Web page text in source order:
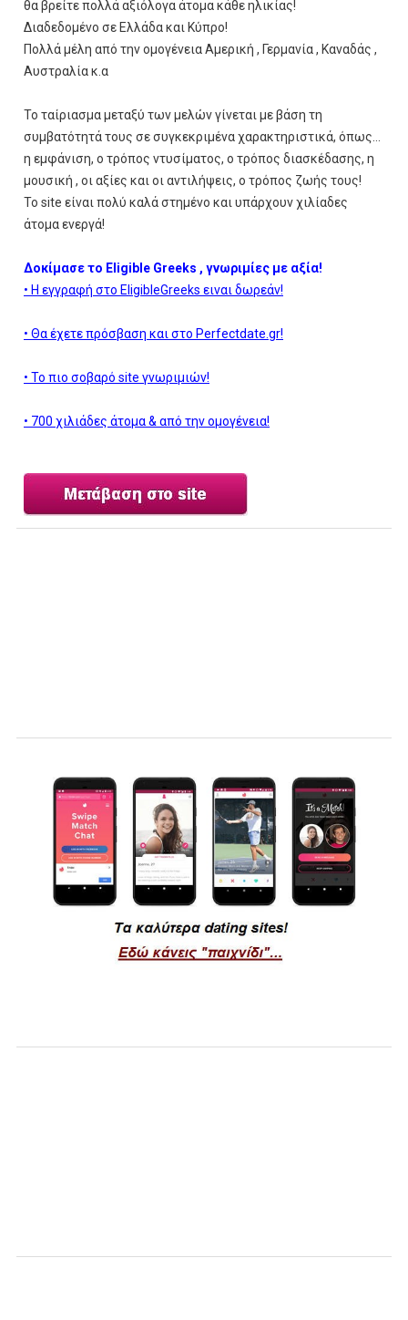
θα βρείτε πολλά αξιόλογα άτομα κάθε ηλικίας!
Διαδεδομένο σε Ελλάδα και Κύπρο!
Πολλά μέλη από την ομογένεια Αμερική , Γερμανία , Καναδάς ,
Αυστραλία κ.α
Το ταίριασμα μεταξύ των μελών γίνεται με βάση τη
συμβατότητά τους σε συγκεκριμένα χαρακτηριστικά, όπως...
η εμφάνιση, ο τρόπος ντυσίματος, ο τρόπος διασκέδασης, η
μουσική , οι αξίες και οι αντιλήψεις, ο τρόπος ζωής τους!
Το site είναι πολύ καλά στημένο και υπάρχουν χιλίαδες
άτομα ενεργά!
Δοκίμασε το Eligible Greeks , γνωριμίες με αξία!
• Η εγγραφή στο EligibleGreeks ειναι δωρεάν!
• Θα έχετε πρόσβαση και στο Perfectdate.gr!
• Το πιο σοβαρό site γνωριμιών!
• 700 χιλιάδες άτομα & από την ομογένεια!